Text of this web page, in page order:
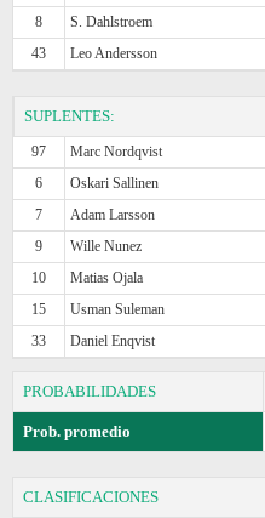
8
S. Dahlstroem
43
Leo Andersson
SUPLENTES:
97 Marc Nordqvist
6
Oskari Sallinen
7
Adam Larsson
9
Wille Nunez
10
Matias Ojala
15
Usman Suleman
33
Daniel Enqvist
PROBABILIDADES
Prob. promedio
CLASIFICACIONES